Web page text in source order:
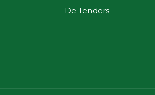
De Tenders